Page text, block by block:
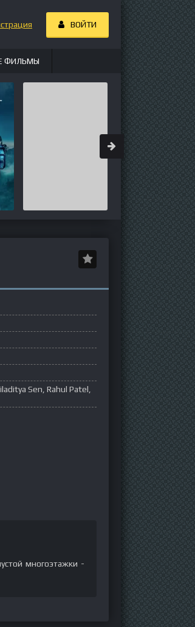
Sen, Rahul Patel,
многоэтажки -
ВОЙТИ
ФИЛЬМЫ